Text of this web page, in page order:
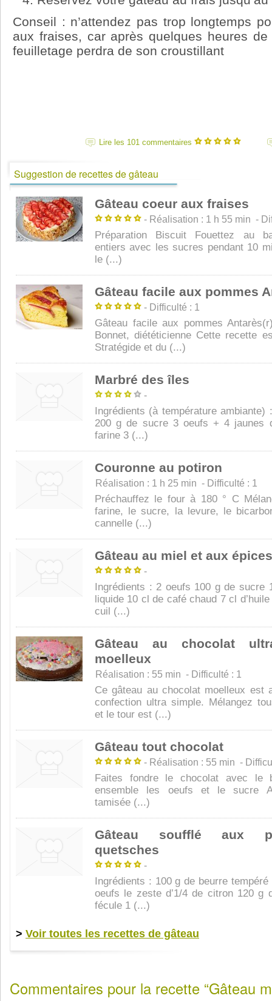
Conseil : n’attendez pas trop longtemps
aux fraises, car après quelques heures
feuilletage perdra de son croustillant
Lire les 101 commentaires
Suggestion de recettes de gâteau
Gâteau coeur aux fraises
- Réalisation : 1 h 55 min -
Préparation Biscuit Fouettez au
entiers avec les sucres pendant 10
le (...)
Gâteau facile aux pommes
- Difficulté : 1
Gâteau facile aux pommes
Bonnet, diététicienne Cette recette
Stratégide et du (...)
Marbré des îles
-
Ingrédients (à température
200 g de sucre 3 oeufs + 4 jaunes
farine 3 (...)
Couronne au potiron
Réalisation : 1 h 25 min - Difficulté : 1
Préchauffez le four à 180 ° C
farine, le sucre, la levure, le
cannelle (...)
Gâteau au miel et aux épices
-
Ingrédients : 2 oeufs 100 g de sucre
liquide 10 cl de café chaud 7 cl
cuil (...)
Gâteau au chocolat
moelleux
Réalisation : 55 min - Difficulté : 1
Ce gâteau au chocolat moelleux est
confection ultra simple. Mélangez
et le tour est (...)
Gâteau tout chocolat
- Réalisation : 55 min -
Faites fondre le chocolat avec le
ensemble les oeufs et le sucre
tamisée (...)
Gâteau soufflé aux
quetsches
-
Ingrédients : 100 g de beurre
oeufs le zeste d’1/4 de citron 120 g
fécule 1 (...)
> Voir toutes les recettes de gâteau
Commentaires pour la recette “Gâteau